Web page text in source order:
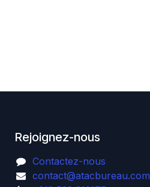
Rejoignez-nous
Contactez-nous
contact@atacbureau.com